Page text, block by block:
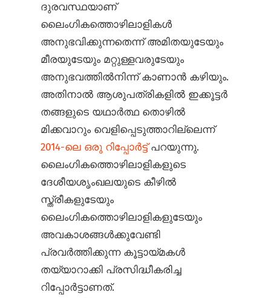
ദുരവസ്ഥയാണ്
ലൈംഗികത്തൊഴിലാളികൾ
അനുഭവിക്കുന്നതെന്ന് അമിതയുടേയും
മീരയുടേയും മറ്റുള്ളവരുടേയും
അനുഭവത്തിൽനിന്ന് കാണാൻ കഴിയും.
അതിനാൽ ആശുപത്രികളിൽ ഇക്കൂട്ടർ
തങ്ങളുടെ യഥാർത്ഥ തൊഴിൽ
മിക്കവാറും വെളിപ്പെടുത്താറില്ലെന്ന്
2014-ലെ ഒരു റിപ്പോർട്ട്പറയുന്നു.
ലൈംഗികത്തൊഴിലാളികളുടെ
ദേശീയശൃംഖലയുടെ കീഴിൽ
സ്ത്രീകളുടേയും
ലൈംഗികത്തൊഴിലാളികളുടേയും
അവകാശങ്ങൾക്കുവേണ്ടി
പ്രവർത്തിക്കുന്ന കൂട്ടായ്മകൾ
തയ്യാറാക്കി പ്രസിദ്ധീകരിച്ച
റിപ്പോർട്ടാണത്.